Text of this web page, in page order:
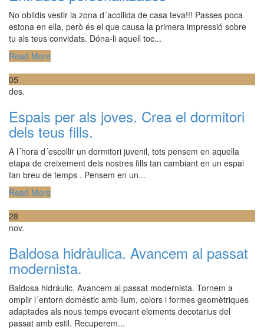
No oblidis vestir la zona d´acollida de casa teva!!! Passes poca
estona en ella, però és el que causa la primera impressió sobre
tu als teus convidats. Dóna-li aquell toc...
Read More
05
des.
Espais per als joves. Crea el dormitori
dels teus fills.
A l´hora d´escollir un dormitori juvenil, tots pensem en aquella
etapa de creixement dels nostres fills tan cambiant en un espai
tan breu de temps . Pensem en un...
Read More
28
nov.
Baldosa hidràulica. Avancem al passat
modernista.
Baldosa hidráulic. Avancem al passat modernista. Tornem a
omplir l´entorn domèstic amb llum, colors i formes geomètriques
adaptades als nous temps evocant elements decotarius del
passat amb estil. Recuperem...